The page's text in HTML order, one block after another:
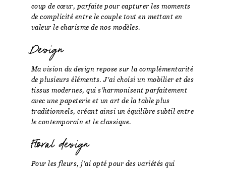
coup de cœur, parfaite pour capturer les moments
de complicité entre le couple tout en mettant en
valeur le charisme de nos modèles.
Design
Ma vision du design repose sur la complémentarité
de plusieurs éléments. J’ai choisi un mobilier et des
tissus modernes, qui s’harmonisent parfaitement
avec une papeterie et un art de la table plus
traditionnels, créant ainsi un équilibre subtil entre
le contemporain et le classique.
Floral design
Pour les fleurs, j’ai opté pour des variétés qui